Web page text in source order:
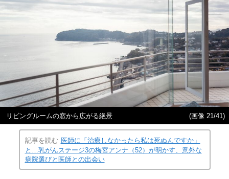
リビングルームの窓から広がる絶景 (画像 21/41)
記事を読む 医師に「治療しなかったら私は死ぬんですか」
と…乳がんステージ3の梅宮アンナ（52）が明かす、意外な
病院選びと医師との出会い